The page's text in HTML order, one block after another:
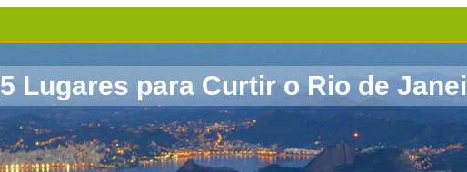
5 Lugares para Curtir o Rio de